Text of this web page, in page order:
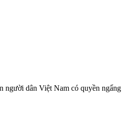
dân Việt Nam có quyền